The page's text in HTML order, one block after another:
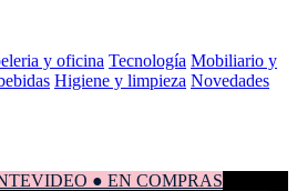
y oficina Tecnología Mobiliario y
Higiene y limpieza Novedades
● EN COMPRAS